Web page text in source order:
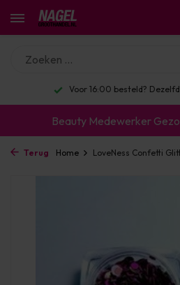
Voor 16:00 besteld?
Beauty Medewerker
Terug Home LoveNess Confetti